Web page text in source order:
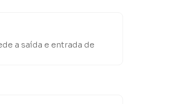
a saída e entrada de